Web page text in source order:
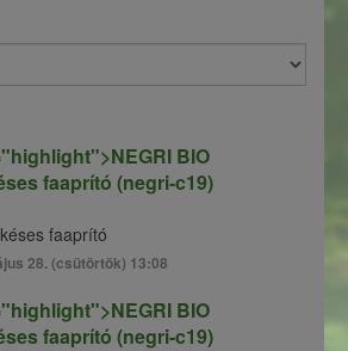
BIO
faaprító (negri-c19)
faaprító
28. (csütörtök) 13:08
BIO
faaprító (negri-c19)